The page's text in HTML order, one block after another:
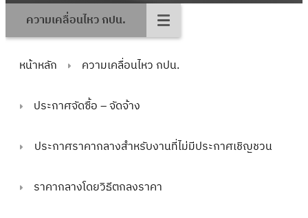
ความเคลื่อนไหว กปน.
หน้าหลัก ความเคลื่อนไหว กปน.
ประกาศจัดซื้อ – จัดจ้าง
ประกาศราคากลางสำหรับงานที่ไม่มีประกาศเชิญชวน
ราคากลางโดยวิธีตกลงราคา